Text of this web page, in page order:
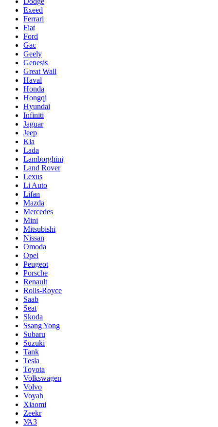
Exeed
Ferrari
Fiat
Ford
Gac
Geely
Genesis
Great Wall
Haval
Honda
Hongqi
Hyundai
Infiniti
Jaguar
Jeep
Kia
Lada
Lamborghini
Land Rover
Lexus
Li Auto
Lifan
Mazda
Mercedes
Mini
Mitsubishi
Nissan
Omoda
Opel
Peugeot
Porsche
Renault
Rolls-Royce
Saab
Seat
Skoda
Ssang Yong
Subaru
Suzuki
Tank
Tesla
Toyota
Volkswagen
Volvo
Voyah
Xiaomi
Zeekr
УАЗ